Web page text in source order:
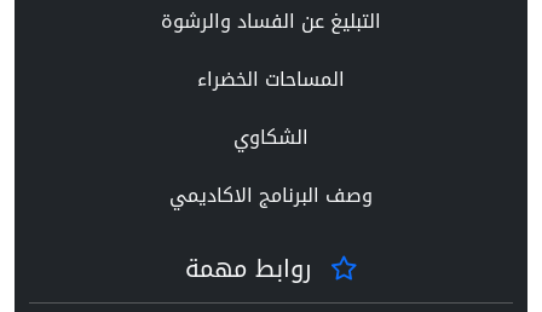
التبليغ عن الفساد والرشوة
المساحات الخضراء
الشكاوي
وصف البرنامج الاكاديمي
روابط مهمة